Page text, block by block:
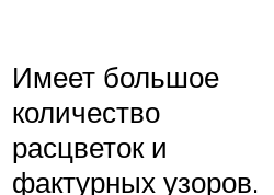
Имеет большое
количество
расцветок и
фактурных узоров.